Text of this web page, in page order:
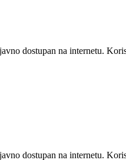
dostupan na internetu.
dostupan na internetu.